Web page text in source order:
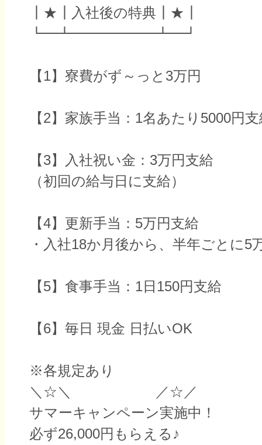
┃★┃入社後の特典┃★┃
┗━┻━━━━━━┻━┛
【1】寮費がず～っと3万円
【2】家族手当：1名あたり5000円
【3】入社祝い金：3万円支給
（初回の給与日に支給）
【4】更新手当：5万円支給
・入社18か月後から、半年ごとに5
【5】食事手当：1日150円支給
【6】毎日 現金 日払いOK
※各規定あり
＼☆＼ ／☆／
サマーキャンペーン実施中！
必ず26,000円もらえる♪